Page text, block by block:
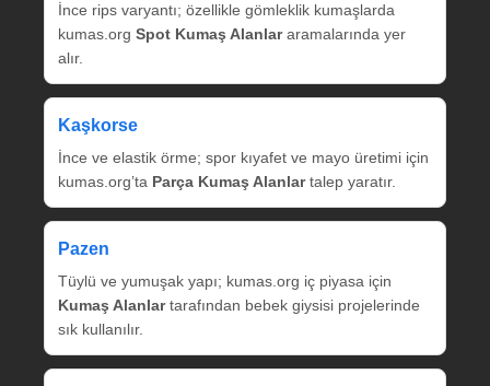
İnce rips varyantı; özellikle gömleklik kumaşlarda
kumas.org Spot Kumaş Alanlararamalarında yer
alır.
Kaşkorse
İnce ve elastik örme; spor kıyafet ve mayo üretimi için
kumas.org’ta Parça Kumaş Alanlartalep yaratır.
Pazen
Tüylü ve yumuşak yapı; kumas.org iç piyasa için
Kumaş Alanlartarafından bebek giysisi projelerinde
sık kullanılır.